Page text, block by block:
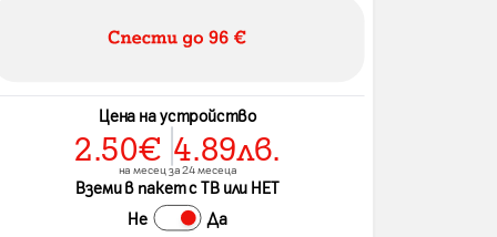
Цена на устройство
2.50€ 4.89лв.
на месец за 24 месеца
Вземи в пакет с ТВ или НЕТ
Не Да